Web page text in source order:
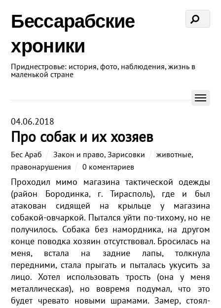
Бессарабские
хроники
Приднестровье: история, фото, наблюдения, жизнь в
маленькой стране
04.06.2018
Про собак и их хозяев
Бес Араб Закон и право,Зарисовки животные,
правонарушения
0 коментариев
Проходил мимо магазина тактической одежды
(район Бородинка, г. Тирасполь), где и был
атакован сидящей на крыльце у магазина
собакой-овчаркой. Пытался уйти по-тихому, но не
получилось. Собака без намордника, на другом
конце поводка хозяин отсутствовал. Бросилась на
меня, встала на задние лапы, толкнула
передними, стала прыгать и пыталась укусить за
лицо. Хотел использовать трость (она у меня
металлическая), но вовремя подумал, что это
будет чревато новыми шрамами. Замер, стоял-